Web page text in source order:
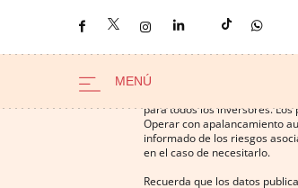
Operar con instrumentos
para todos los inversores.
Operar con apalancamiento
informado de los riesgos
en el caso de necesitarlo.
Recuerda que los datos